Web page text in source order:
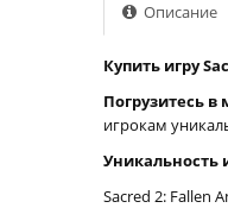
Описание
Купить игру
Погрузитесь в
игрокам
Уникальность
Sacred 2: Fallen